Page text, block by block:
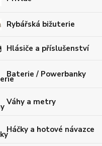
Rybářská bižuterie
Hlásiče a příslušenství
Baterie / Powerbanky
Váhy a metry
Háčky a hotové návazce